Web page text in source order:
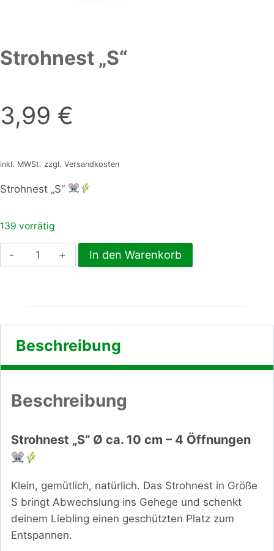
Strohnest „S“
3,99 €
inkl. MWSt. zzgl. Versandkosten
Strohnest „S“
139 vorrätig
Strohnest
"S"
In den Warenkorb
Beschreibung
Beschreibung
Strohnest „S“ Ø ca. 10 cm – 4 Öffnungen
Klein, gemütlich, natürlich. Das Strohnest in Größe
S bringt Abwechslung ins Gehege und schenkt
deinem Liebling einen geschützten Platz zum
Entspannen.